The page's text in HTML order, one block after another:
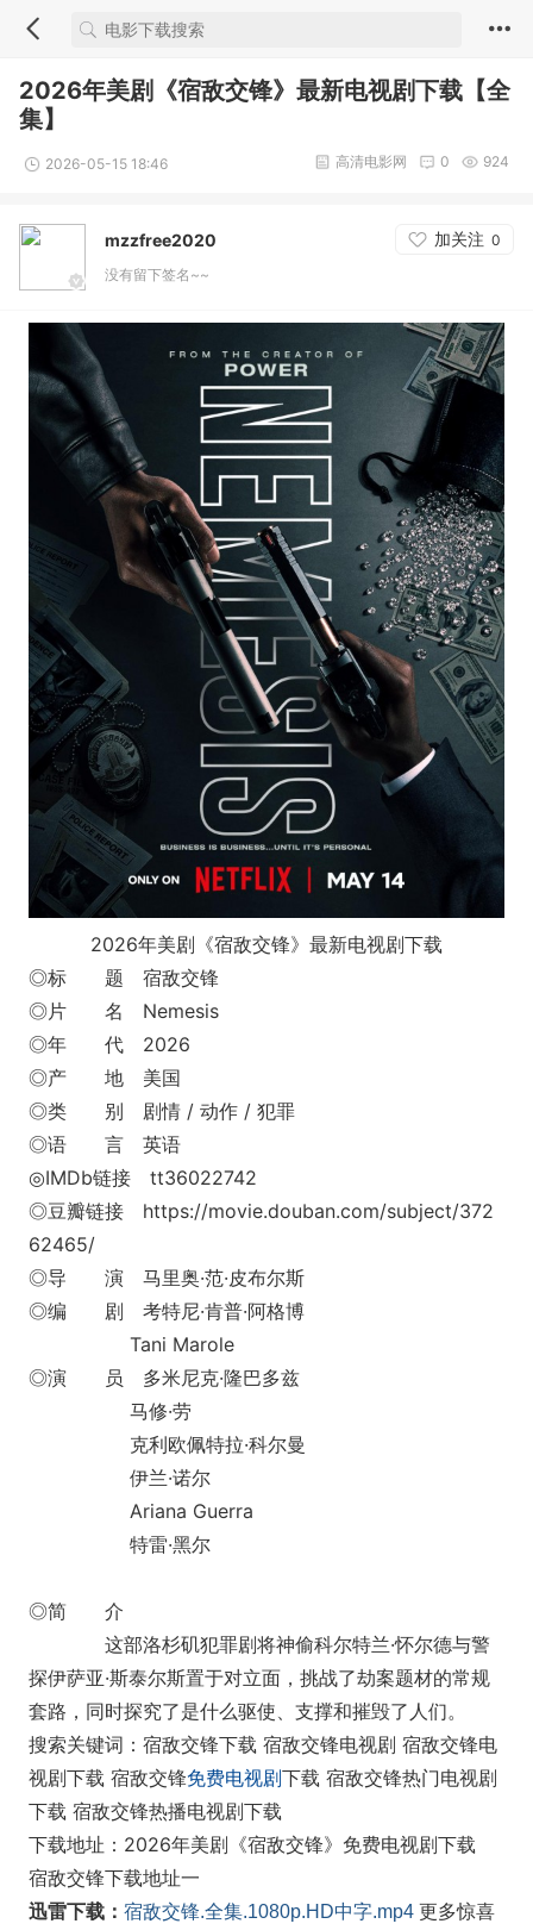
2026年美剧《宿敌交锋》最新电视剧下载【全
集】
2026-05-15 18:46 924
0
高清电影网
mzzfree2020 加关注 0
没有留下签名~~
2026年美剧《宿敌交锋》最新电视剧下载
◎标 题 宿敌交锋
◎片 名 Nemesis
◎年 代 2026
◎产 地 美国
◎类 别 剧情 / 动作 / 犯罪
◎语 言 英语
◎IMDb链接 tt36022742
◎豆瓣链接 https://movie.douban.com/subject/372
62465/
◎导 演 马里奥·范·皮布尔斯
◎编 剧 考特尼·肯普·阿格博
Tani Marole
◎演 员 多米尼克·隆巴多兹
马修·劳
克利欧佩特拉·科尔曼
伊兰·诺尔
Ariana Guerra
特雷·黑尔
◎简 介
这部洛杉矶犯罪剧将神偷科尔特兰·怀尔德与警
探伊萨亚·斯泰尔斯置于对立面，挑战了劫案题材的常规
套路，同时探究了是什么驱使、支撑和摧毁了人们。
搜索关键词：宿敌交锋下载 宿敌交锋电视剧 宿敌交锋电
视剧下载 宿敌交锋免费电视剧下载 宿敌交锋热门电视剧
下载 宿敌交锋热播电视剧下载
下载地址：2026年美剧《宿敌交锋》免费电视剧下载
宿敌交锋下载地址一
迅雷下载： 宿敌交锋.全集.1080p.HD中字.mp4 更多惊喜